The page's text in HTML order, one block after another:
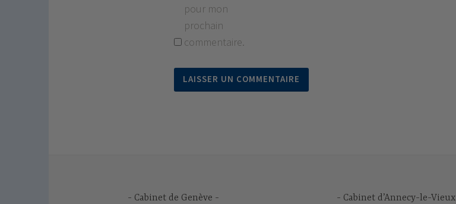
pour mon
prochain
commentaire.
Cabinet de Genève Cabinet d’Annecy-le-Vieux